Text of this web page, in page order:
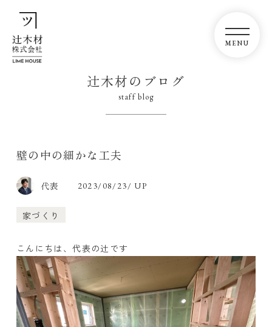
辻木材のブログ
staff blog
壁の中の細かな工夫
代表 2023/08/23/ UP
家づくり
こんにちは、代表の辻です